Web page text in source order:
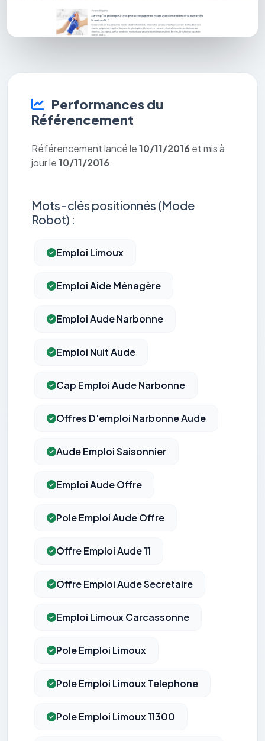
Performances du
Référencement
Référencement lancé le10/11/2016 et mis à
jour le10/11/2016.
Mots-clés positionnés (Mode
Robot) :
Emploi Limoux
Emploi Aide Ménagère
Emploi Aude Narbonne
Emploi Nuit Aude
Cap Emploi Aude Narbonne
Offres D'emploi Narbonne Aude
Aude Emploi Saisonnier
Emploi Aude Offre
Pole Emploi Aude Offre
Offre Emploi Aude 11
Offre Emploi Aude Secretaire
Emploi Limoux Carcassonne
Pole Emploi Limoux
Pole Emploi Limoux Telephone
Pole Emploi Limoux 11300